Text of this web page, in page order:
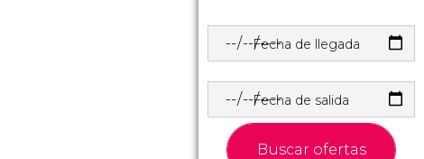
Fecha de llegada
Fecha de salida
Buscar ofertas